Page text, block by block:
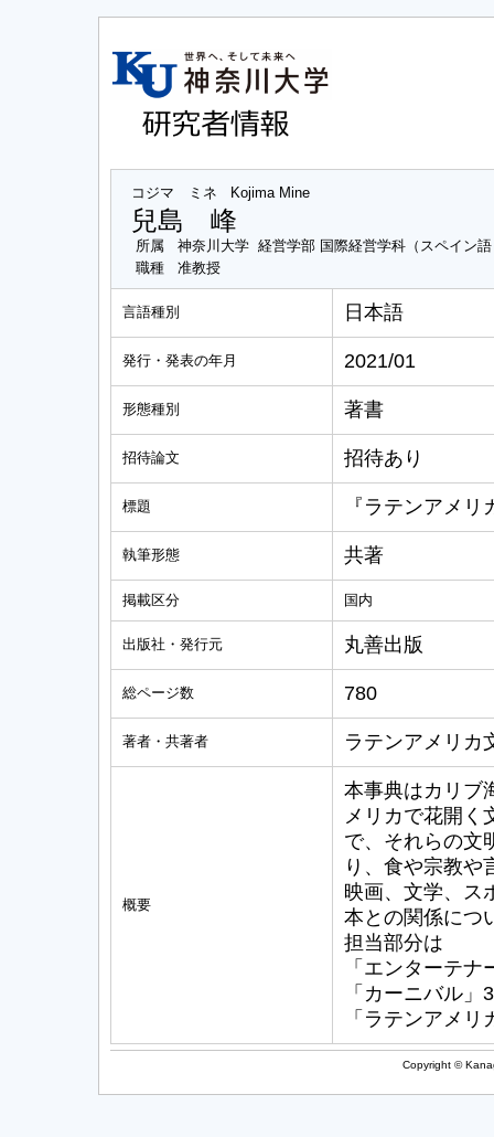
コジマ ミネ Kojima Mine
兒島 峰
所属
神奈川大学 経営学部 国際経営学科（スペイン
職種
准教授
言語種別 日本語
発行・発表の年月 2021/01
形態種別 著書
招待論文 招待あり
標題 『ラテンアメ
執筆形態 共著
掲載区分 国内
出版社・発行元 丸善出版
総ページ数 780
著者・共著者 ラテンアメリカ
概要
本事典はカリブ
メリカで花開く
で、それらの文
り、食や宗教や
映画、文学、ス
本との関係につ
担当部分は
「エンターテ
「カーニバル」
「ラテンアメ
Copyright ©